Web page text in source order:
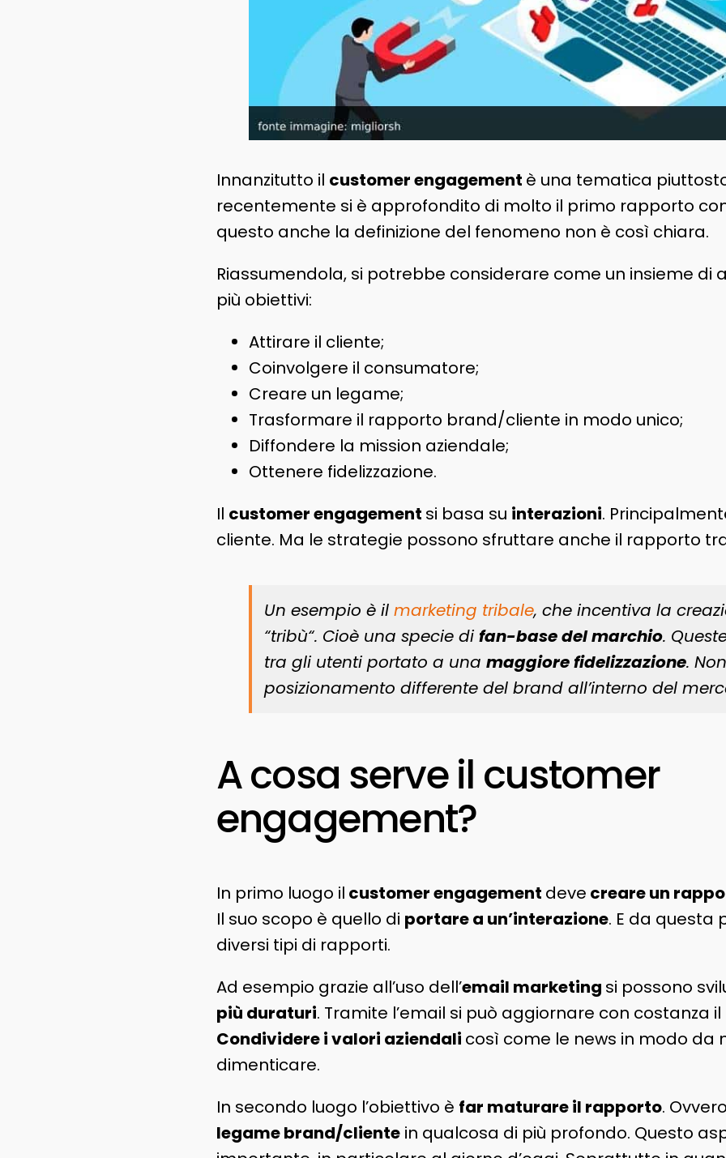
Innanzitutto il customer engagement è una tematica
recentemente si è approfondito di molto il primo rapporto
questo anche la definizione del fenomeno non è così chiara.
Riassumendola, si potrebbe considerare come un insieme di
più obiettivi:
Attirare il cliente;
Coinvolgere il consumatore;
Creare un legame;
Trasformare il rapporto brand/cliente in modo unico;
Diffondere la mission aziendale;
Ottenere fidelizzazione.
Il customer engagement si basa su interazioni.
cliente. Ma le strategie possono sfruttare anche il rapporto
Un esempio è il marketing tribale, che incentiva la
“tribù“. Cioè una specie di fan-base del marchio.
tra gli utenti portato a una maggiore fidelizzazione.
posizionamento differente del brand all’interno del
A cosa serve il customer
engagement?
In primo luogo il customer engagement deve creare un
Il suo scopo è quello di portare a un’interazione. E da questa
diversi tipi di rapporti.
Ad esempio grazie all’uso dell’email marketing si possono
più duraturi. Tramite l’email si può aggiornare con costanza
Condividere i valori aziendali così come le news in modo da
dimenticare.
In secondo luogo l’obiettivo è far maturare il rapporto.
legame brand/clientein qualcosa di più profondo. Questo